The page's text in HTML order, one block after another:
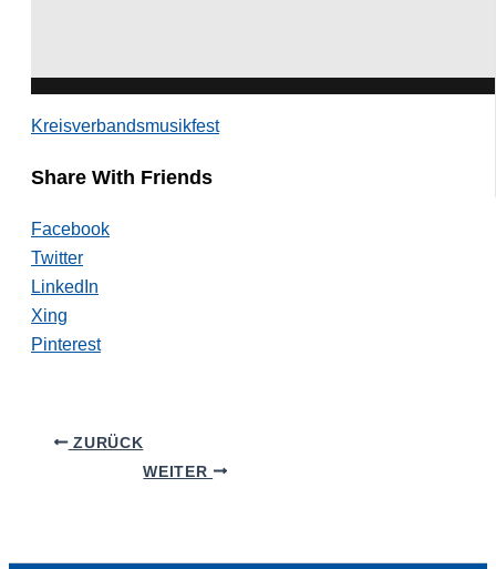
Veranstaltungskategorie
Kreisverbandsmusikfest
Share With Friends
Facebook
Twitter
LinkedIn
Xing
Pinterest
ZURÜCK
WEITER